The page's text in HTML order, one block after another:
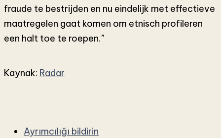
fraude te bestrijden en nu eindelijk met effectieve
maatregelen gaat komen om etnisch profileren
een halt toe te roepen.”
Kaynak: Radar
Ayrımcılığı bildirin